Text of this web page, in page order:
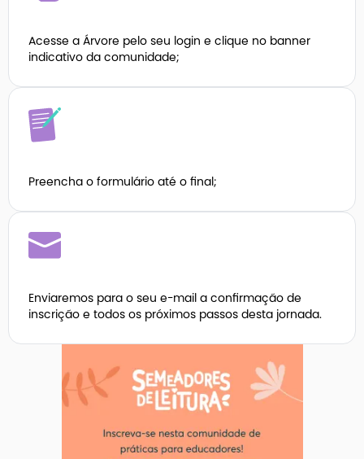
Acesse a Árvore pelo seu login e clique no banner
indicativo da comunidade;
Preencha o formulário até o final;
Enviaremos para o seu e-mail a confirmação de
inscrição e todos os próximos passos desta jornada.